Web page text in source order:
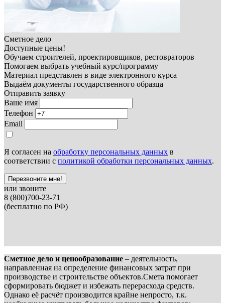
Сметное дело
Доступные цены!
Обучаем строителей, проектировщиков, рестовраторов
Помогаем выбрать учебный курс/программу
Материал представлен в виде электронного курса
Выдаём документы государственного образца
Отправить заявку
Ваше имя
Телефон
Email
Я согласен на обработку персональных данных в
соответствии с политикой обработки персональных данных.
Перезвоните мне!
или звоните
8 (800)700-23-71
(бесплатно по РФ)
Сметное дело и ценообразование – деятельность,
направленная на определение финансовых затрат при
производстве и строительстве объектов.Смета помогает
сформировать бюджет и избежать перерасхода средств.
Однако её расчёт производится крайне непросто, т.к.